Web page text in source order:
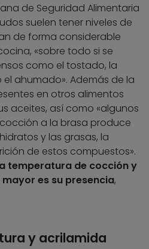
de Seguridad Alimentaria
suelen tener niveles de
de forma considerable
«sobre todo si se
como el tostado, la
ahumado». Además de la
en otros alimentos
aceites, así como «algunos
a la brasa produce
y las grasas, la
de estos compuestos».
temperatura de cocción y
es su presencia,
y acrilamida